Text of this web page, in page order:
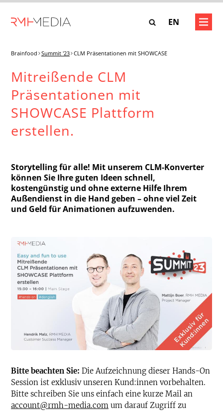
Skip
content
Pay-Per-Asset
KARRIERE
Unsere Stellenangebote
EN
Unser Team
Unsere Werte
WE CARE – Unsere Projekte
EXPERTISE
Closed-Loop-Marketing
Consulting
Interaktive 3D Visualisierung
SOLUTIONS
INSTATAG
SHOWCASE Pay-Per-Asset
ONE MESSAGE
Unsere Stellenangebote
BRAINFOOD
Brainfood Summit '23 CLM Präsentationen mit SHOWCASE
Mitreißende CLM
Präsentationen mit
SHOWCASE Plattform
erstellen.
Storytelling für alle! Mit unserem CLM-Konverter
können Sie Ihre guten Ideen schnell,
kostengünstig und ohne externe Hilfe Ihrem
Außendienst in die Hand geben – ohne viel Zeit
und Geld für Animationen aufzuwenden.
Bitte beachten Sie: Die Aufzeichnung dieser Hands-On
Session ist exklusiv unseren Kund:innen vorbehalten.
Bitte schreiben Sie uns einfach eine kurze Mail an
account@rmh-media.com um darauf Zugriff zu